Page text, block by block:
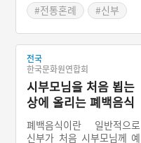
도 하며, 우리나라에서도 전
국적으로 행해진다. 주로 함
을 지고올 때 썼던 백포를
다리에 묶어 매달고 신랑의
발바닥을 때렸다. 하지만 이
것은 함께 축하하는 과정의
즐겁고 익살스러운 일로 다
치지 않게 진행하는 것이 특
징이다. 경남 진주에서는 첫
날밤을 치룬 후 아침상에서
부터 밥에 장난을 쳐서 신랑
#전통혼례
#신부
전국
한국문화원연합회
시부모님을 처음 뵙는
상에 올리는 폐백음식
폐백음식이란 일반적으로
신부가 처음 시부모님께 예